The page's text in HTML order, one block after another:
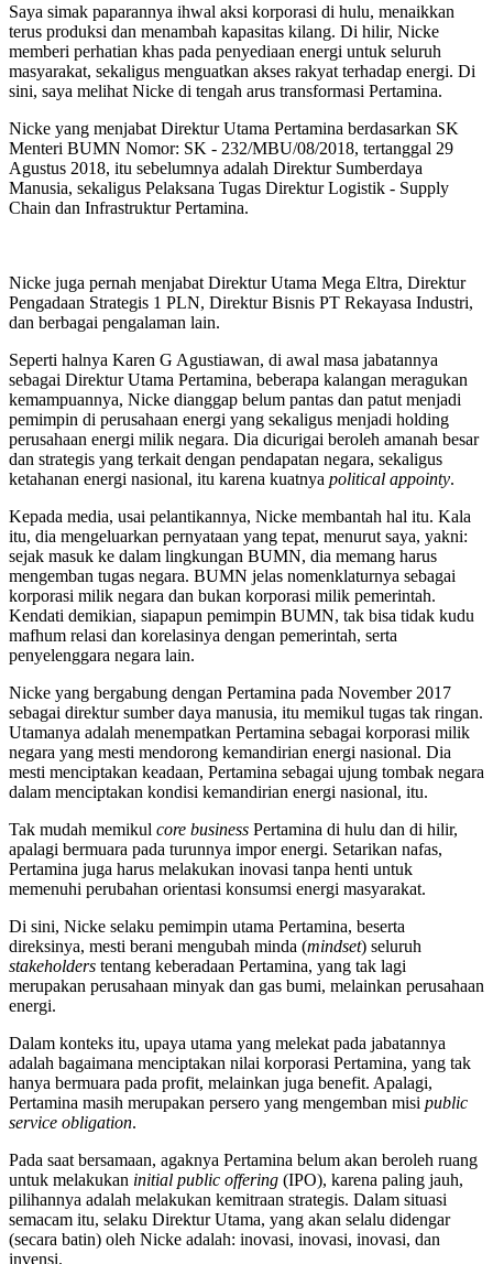
Saya simak paparannya ihwal aksi korporasi di hulu, menaikkan
terus produksi dan menambah kapasitas kilang. Di hilir, Nicke
memberi perhatian khas pada penyediaan energi untuk seluruh
masyarakat, sekaligus menguatkan akses rakyat terhadap energi. Di
sini, saya melihat Nicke di tengah arus transformasi Pertamina.
Nicke yang menjabat Direktur Utama Pertamina berdasarkan SK
Menteri BUMN Nomor: SK - 232/MBU/08/2018, tertanggal 29
Agustus 2018, itu sebelumnya adalah Direktur Sumberdaya
Manusia, sekaligus Pelaksana Tugas Direktur Logistik - Supply
Chain dan Infrastruktur Pertamina.
Nicke juga pernah menjabat Direktur Utama Mega Eltra, Direktur
Pengadaan Strategis 1 PLN, Direktur Bisnis PT Rekayasa Industri,
dan berbagai pengalaman lain.
Seperti halnya Karen G Agustiawan, di awal masa jabatannya
sebagai Direktur Utama Pertamina, beberapa kalangan meragukan
kemampuannya, Nicke dianggap belum pantas dan patut menjadi
pemimpin di perusahaan energi yang sekaligus menjadi holding
perusahaan energi milik negara. Dia dicurigai beroleh amanah besar
dan strategis yang terkait dengan pendapatan negara, sekaligus
ketahanan energi nasional, itu karena kuatnya political appointy.
Kepada media, usai pelantikannya, Nicke membantah hal itu. Kala
itu, dia mengeluarkan pernyataan yang tepat, menurut saya, yakni:
sejak masuk ke dalam lingkungan BUMN, dia memang harus
mengemban tugas negara. BUMN jelas nomenklaturnya sebagai
korporasi milik negara dan bukan korporasi milik pemerintah.
Kendati demikian, siapapun pemimpin BUMN, tak bisa tidak kudu
mafhum relasi dan korelasinya dengan pemerintah, serta
penyelenggara negara lain.
Nicke yang bergabung dengan Pertamina pada November 2017
sebagai direktur sumber daya manusia, itu memikul tugas tak ringan.
Utamanya adalah menempatkan Pertamina sebagai korporasi milik
negara yang mesti mendorong kemandirian energi nasional. Dia
mesti menciptakan keadaan, Pertamina sebagai ujung tombak negara
dalam menciptakan kondisi kemandirian energi nasional, itu.
Tak mudah memikul core business Pertamina di hulu dan di hilir,
apalagi bermuara pada turunnya impor energi. Setarikan nafas,
Pertamina juga harus melakukan inovasi tanpa henti untuk
memenuhi perubahan orientasi konsumsi energi masyarakat.
Di sini, Nicke selaku pemimpin utama Pertamina, beserta
direksinya, mesti berani mengubah minda (mindset) seluruh
stakeholders tentang keberadaan Pertamina, yang tak lagi
merupakan perusahaan minyak dan gas bumi, melainkan perusahaan
energi.
Dalam konteks itu, upaya utama yang melekat pada jabatannya
adalah bagaimana menciptakan nilai korporasi Pertamina, yang tak
hanya bermuara pada profit, melainkan juga benefit. Apalagi,
Pertamina masih merupakan persero yang mengemban misi public
service obligation.
Pada saat bersamaan, agaknya Pertamina belum akan beroleh ruang
untuk melakukan initial public offering (IPO), karena paling jauh,
pilihannya adalah melakukan kemitraan strategis. Dalam situasi
semacam itu, selaku Direktur Utama, yang akan selalu didengar
(secara batin) oleh Nicke adalah: inovasi, inovasi, inovasi, dan
invensi.